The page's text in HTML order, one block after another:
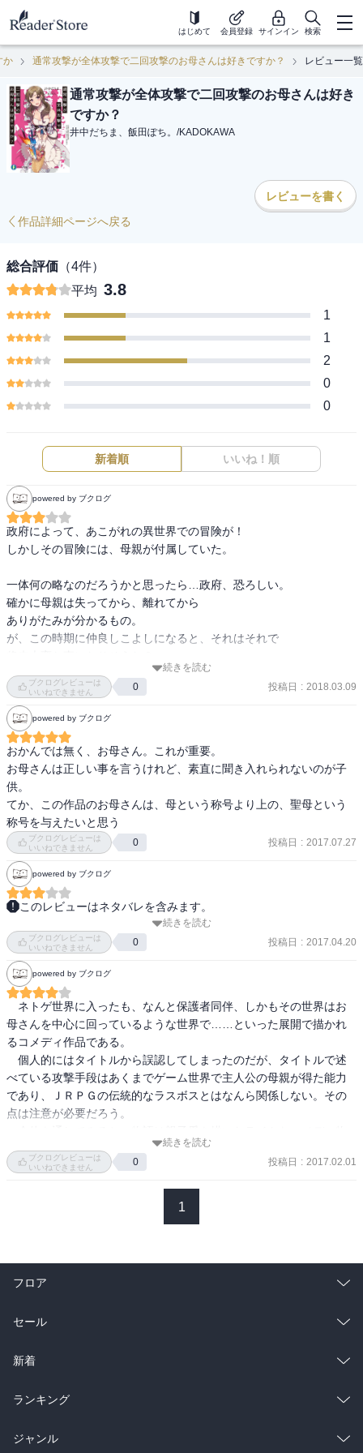
はじめて 会員登録 サインイン 検索
か 通常攻撃が全体攻撃で二回攻撃のお母さんは好きですか？ レビュー一覧
通常攻撃が全体攻撃で二回攻撃のお母さんは好き
ですか？
井中だちま、飯田ぽち。 /KADOKAWA
レビューを書く
作品詳細ページへ戻る
総合評価 （4件）
平均 3.8
1
1
2
0
0
新着順 いいね！順
powered by ブクログ
政府によって、あこがれの異世界での冒険が！
しかしその冒険には、母親が付属していた。
一体何の略なのだろうかと思ったら…政府、恐ろしい。
確かに母親は失ってから、離れてから
ありがたみが分かるもの。
が、この時期に仲良しこよしになると、それはそれで
大事にしましょう、をすりこんだ方が…とか思いますが
そんな事を言っていたら話が始まらない！ｗ
ここまで息子ラブなお母さんもすごいですが
わりと母親に弱い主人公も面白い。
そんな主人公母と対照的なのが、今回のラスボス。
こういう人、いますけど…いますけど
自分から切り離したい！　と思いますけど
こういうのに限って、すごくしつこい！！
盛ってる、と娘談ですが、元は一体どんな人で？？
この展開から考えると、もう一人のプレイヤーが
どうして一人なのか、もそのうち出てきそうです。
続きを読む
ブクログレビューは
いいねできません
0 投稿日 : 2018.03.09
powered by ブクログ
おかんでは無く、お母さん。これが重要。
お母さんは正しい事を言うけれど、素直に聞き入れられないのが子
供。
てか、この作品のお母さんは、母という称号より上の、聖母という
称号を与えたいと思う
ブクログレビューは
いいねできません
0 投稿日 : 2017.07.27
powered by ブクログ
このレビューはネタバレを含みます。
これは絶望せずにはいられません。男子高校生のフルダイブゲーム
が母親同伴という残念きわまりないおいしい設定。他人事だからこ
そ笑ってすませられるレベルの深刻でありながら傑作なギャグで
す。革ジャンを洗濯してしまう驚愕の家事センス、肌年齢が－20
歳、息子を叱らない、息子にベタベタ……なにかと現実離れした母
親と登場人物たちとの掛け合いはひとつひとつが楽しみでした。よ
かった点は、主人公とその母親だけではなくいくつかの親子が登場
すること。複数の家族像を描くことで、それが一様ではないのだと
いうひとつのテーマを表しています。ヒロイン（ヒロイン？）の
真々子さんの悲しむポイント、怒りのポイントは息子を愛する母親
のそれで、「同じような母親から憧れられるような理想の賢母」と
いうより「子のが親にはこうであって欲しいと考える理想の母親」
として描かれているように感じました。そのせいかストレスは少な
く読むことができます。軽く読み返してふと思ったのは、母親では
なく、姉でもよかったのではということでした。たとえば、弟を溺
愛する姉も、今作の真々子さんと似たような行動原理を持つので
は。そう考えてみたとき、母親とはなにかという掘り下げが描き切
れていないのかなとも思いました。その惜しい部分を織り込んで星
続きを読む
ブクログレビューは
いいねできません
0 投稿日 : 2017.04.20
powered by ブクログ
ネトゲ世界に入ったも、なんと保護者同伴、しかもその世界はお
母さんを中心に回っているような世界で……といった展開で描かれ
るコメディ作品である。
個人的にはタイトルから誤認してしまったのだが、タイトルで述
べている攻撃手段はあくまでゲーム世界で主人公の母親が得た能力
であり、ＪＲＰＧの伝統的なラスボスとはなんら関係しない。その
点は注意が必要だろう。
だ。しかし、母親の空回りと、それに苛立つ息子というごく一般的
な親子像を描き、その解消へと向かう物語の筋立てそのものはリア
度の精度で解釈すべきか、全体でややピンボケ気味の嫌いはある。
価している。
続きを読む
ブクログレビューは
いいねできません
0 投稿日 : 2017.02.01
1
フロア
総合
ラノベ
雑誌・グラビア
BL・TL
セール
総合
ラノベ
雑誌・グラビア
新着
総合
ラノベ
ランキング
総合
ジャンル